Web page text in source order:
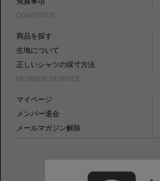
CONTENTS
商品を探す
生地について
正しいシャツの採寸方法
MEMBER SERVICE
マイページ
メンバー退会
メールマガジン解除